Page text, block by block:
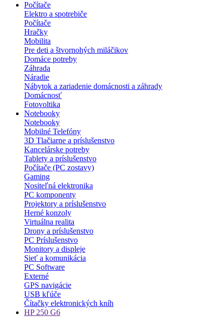
Počítače
Elektro a spotrebiče
Počítače
Hračky
Mobilita
Pre deti a štvornohých miláčikov
Domáce potreby
Záhrada
Náradie
Nábytok a zariadenie domácnosti a záhrady
Domácnosť
Fotovoltika
Notebooky
Notebooky
Mobilné Telefóny
3D Tlačiarne a príslušenstvo
Kancelárske potreby
Tablety a príslušenstvo
Počítače (PC zostavy)
Gaming
Nositeľná elektronika
PC komponenty
Projektory a príslušenstvo
Herné konzoly
Virtuálna realita
Drony a príslušenstvo
PC Príslušenstvo
Monitory a displeje
Sieť a komunikácia
PC Software
Externé
GPS navigácie
USB kľúče
Čítačky elektronických kníh
HP 250 G6